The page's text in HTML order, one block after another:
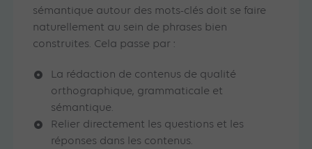
sémantique autour des mots-clés doit se faire
naturellement au sein de phrases bien
construites. Cela passe par :
La rédaction de contenus de qualité
orthographique, grammaticale et
sémantique.
Relier directement les questions et les
réponses dans les contenus.